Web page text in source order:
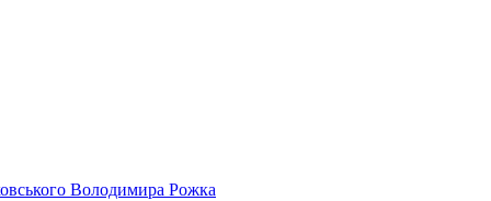
Володимира Рожка